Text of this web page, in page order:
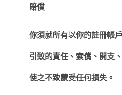
賠償
你須就所有以你的註冊帳
引致的責任、索償、開支
使之不致蒙受任何損失。